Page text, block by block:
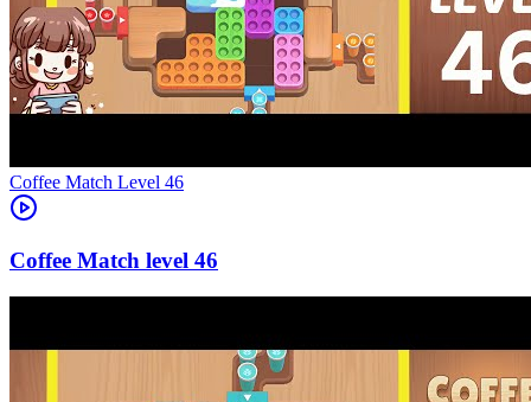
Level 46
46